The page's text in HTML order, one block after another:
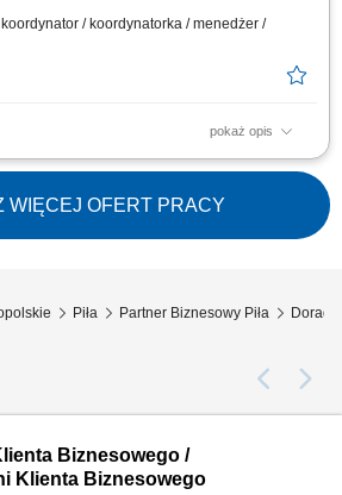
/ koordynatorka / menedżer /
pokaż opis
własnej działalności gospodarczej w
biznesowy. Dbanie o wysoką jakość obsługi.
i zamówień. Dostosowywanie
lokalnego rynku. Współpraca z centralą w
WIĘCEJ OFERT PRACY
Piła Partner Biznesowy Piła
Biznesowego /
Klienta Biznesowego